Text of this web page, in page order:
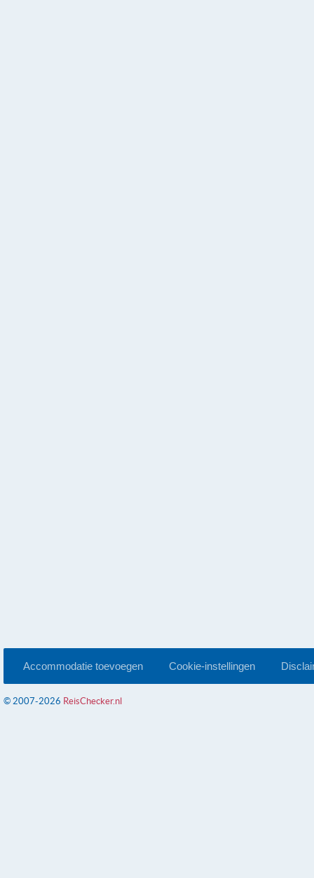
Accommodatie toevoegen Cookie-instellingen
© 2007-2026 ReisChecker.nl